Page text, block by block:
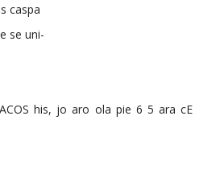
caspa
se uni-
his, jo aro ola pie 6 5 ara cE